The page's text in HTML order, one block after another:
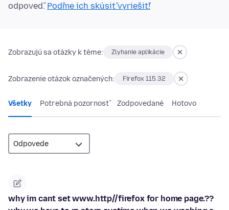
odpoveď.Poďme ich skúsiť vyriešiť!
Zobrazujú sa otázky k téme: Zlyhanie aplikácie
Zobrazenie otázok označených: Firefox 115.32
Všetky Potrebná pozornosť Zodpovedané Hotovo
why im cant set www.http//firefox for home page.??